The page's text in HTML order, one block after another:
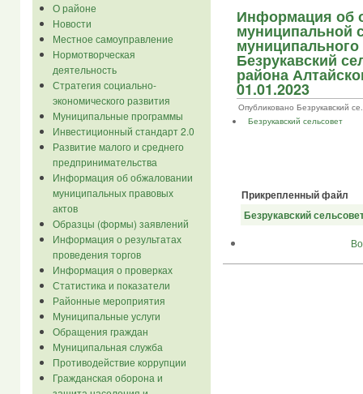
О районе
Новости
Местное самоуправление
Нормотворческая
деятельность
Стратегия социально-
экономического развития
Муниципальные программы
Инвестиционный стандарт 2.0
Развитие малого и среднего
предпринимательства
Информация об обжаловании
муниципальных правовых
актов
Образцы (формы) заявлений
Информация о результатах
проведения торгов
Информация о проверках
Статистика и показатели
Районные мероприятия
Муниципальные услуги
Обращения граждан
Муниципальная служба
Противодействие коррупции
Гражданская оборона и
Информация об
муниципальной
Безрукавский
района
01.01.2023
Опубликовано Безрукавский
Безрукавский сельсовет
Прикрепленный файл
Безрукавский